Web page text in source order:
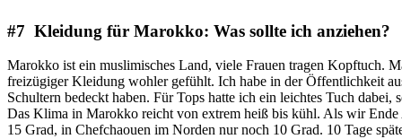
#7 Kleidung für Marokko: Was sollte ich anziehen?
Marokko ist ein muslimisches Land, viele Frauen tragen Kopftuch.
freizügiger Kleidung wohler gefühlt. Ich habe in der Öffentlichkeit
Schultern bedeckt haben. Für Tops hatte ich ein leichtes Tuch dabei,
Das Klima in Marokko reicht von extrem heiß bis kühl. Als wir Ende
15 Grad, in Chefchaouen im Norden nur noch 10 Grad. 10 Tage